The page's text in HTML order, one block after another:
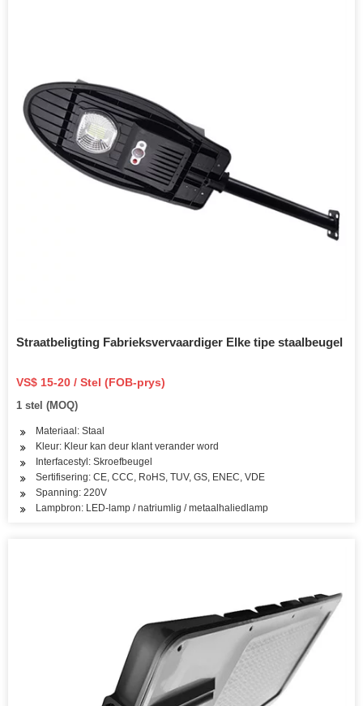
Straatbeligting Fabrieksvervaardiger Elke tipe staalbeugel
VS$ 15-20 / Stel (FOB-prys)
1 stel (MOQ)
Materiaal: Staal
Kleur: Kleur kan deur klant verander word
Interfacestyl: Skroefbeugel
Sertifisering: CE, CCC, RoHS, TUV, GS, ENEC, VDE
Spanning: 220V
Lampbron: LED-lamp / natriumlig / metaalhaliedlamp